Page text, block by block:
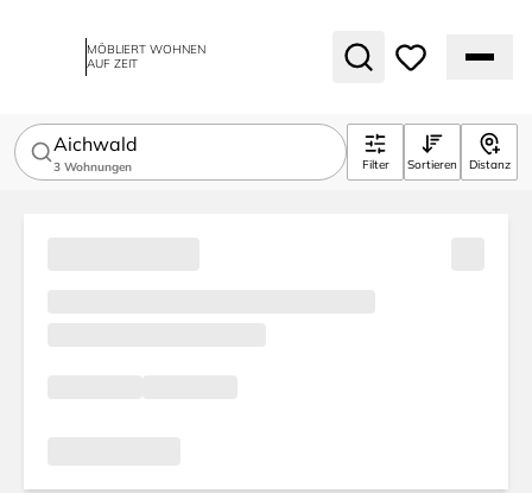
MÖBLIERT WOHNEN
AUF ZEIT
Aichwald
3 Wohnungen Filter Sortieren Distanz